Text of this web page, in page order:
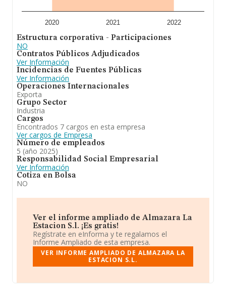
2020 2021 2022
Estructura corporativa - Participaciones
NO
Contratos Públicos Adjudicados
Ver Información
Incidencias de Fuentes Públicas
Ver Información
Operaciones Internacionales
Exporta
Grupo Sector
Industria
Cargos
Encontrados 7 cargos en esta empresa
Ver cargos de Empresa
Número de empleados
5 (año 2025)
Responsabilidad Social Empresarial
Ver Información
Cotiza en Bolsa
NO
Ver el informe ampliado de Almazara La
Estacion S.l. ¡Es gratis!
Regístrate en eInforma y te regalamos el
Informe Ampliado de esta empresa.
VER INFORME AMPLIADO DE ALMAZARA LA
ESTACION S.L.